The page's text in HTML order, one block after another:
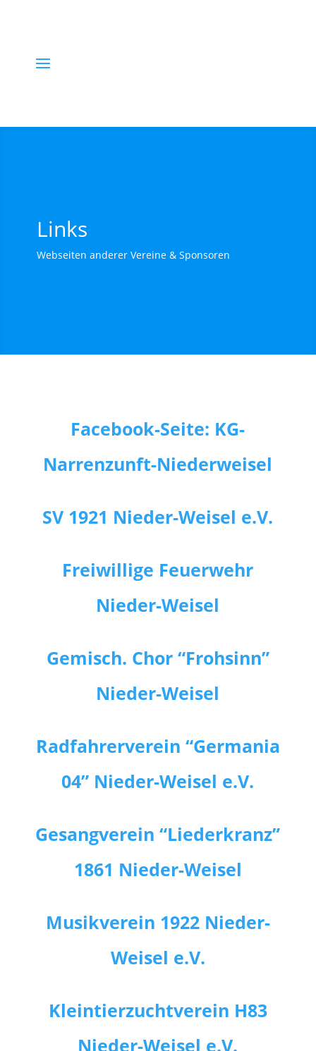
Links
Webseiten anderer Vereine & Sponsoren
Facebook-Seite: KG-
Narrenzunft-Niederweisel
SV 1921 Nieder-Weisel e.V.
Freiwillige Feuerwehr
Nieder-Weisel
Gemisch. Chor “Frohsinn”
Nieder-Weisel
Radfahrerverein “Germania
04” Nieder-Weisel e.V.
Gesangverein “Liederkranz”
1861 Nieder-Weisel
Musikverein 1922 Nieder-
Weisel e.V.
Kleintierzuchtverein H83
Nieder-Weisel e.V.